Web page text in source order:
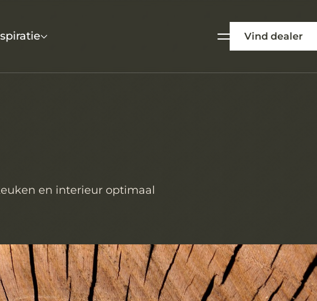
Vind dealer
en interieur optimaal